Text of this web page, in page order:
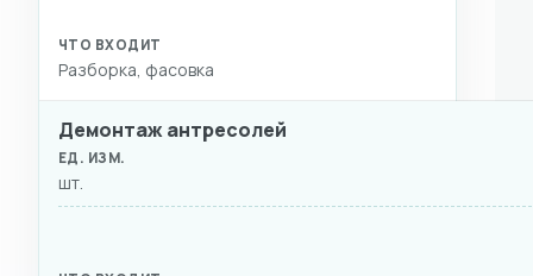
Разборка, фасовка
Демонтаж антресолей
шт.